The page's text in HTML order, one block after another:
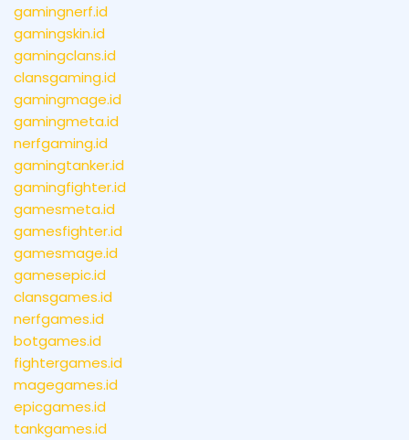
gamingnerf.id
gamingskin.id
gamingclans.id
clansgaming.id
gamingmage.id
gamingmeta.id
nerfgaming.id
gamingtanker.id
gamingfighter.id
gamesmeta.id
gamesfighter.id
gamesmage.id
gamesepic.id
clansgames.id
nerfgames.id
botgames.id
fightergames.id
magegames.id
epicgames.id
tankgames.id